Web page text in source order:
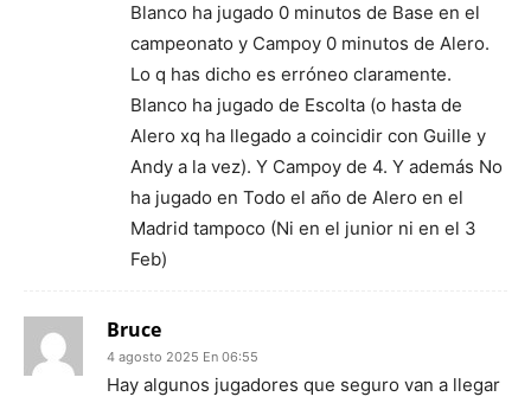
Blanco ha jugado 0 minutos de Base en el
campeonato y Campoy 0 minutos de Alero.
Lo q has dicho es erróneo claramente.
Blanco ha jugado de Escolta (o hasta de
Alero xq ha llegado a coincidir con Guille y
Andy a la vez). Y Campoy de 4. Y además No
ha jugado en Todo el año de Alero en el
Madrid tampoco (Ni en el junior ni en el 3
Feb)
Bruce
4 agosto 2025 En 06:55
Hay algunos jugadores que seguro van a llegar